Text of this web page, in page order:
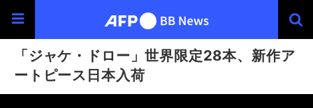
「ジャケ・ドロー」世界限定28本、新作ア
ートピース日本入荷